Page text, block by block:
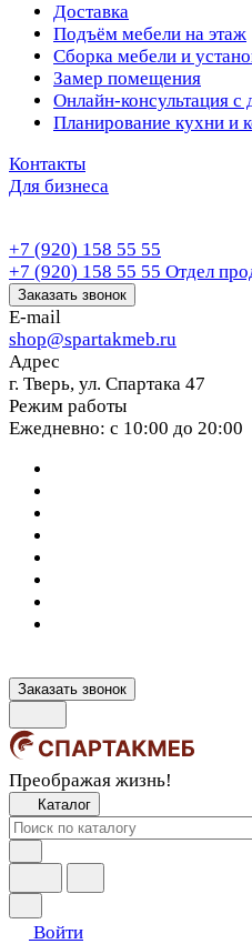
Доставка
Подъём мебели на этаж
Сборка мебели и
Замер помещения
Онлайн-консультация с
Планирование кухни и
Контакты
Для бизнеса
+7 (920) 158 55 55
+7 (920) 158 55 55 Отдел
Заказать звонок
E-mail
shop@spartakmeb.ru
Адрес
г. Тверь, ул. Спартака 47
Режим работы
Ежедневно: с 10:00 до 20:00
Заказать звонок
Преображая жизнь!
Каталог
Войти